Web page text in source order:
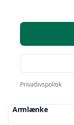
Armlænke
Privatlivspolitik